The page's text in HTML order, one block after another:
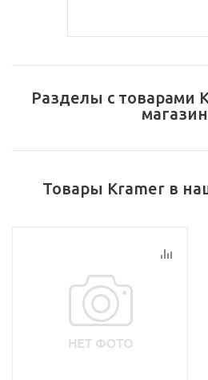
Разделы с товарами
Товары Kramer в